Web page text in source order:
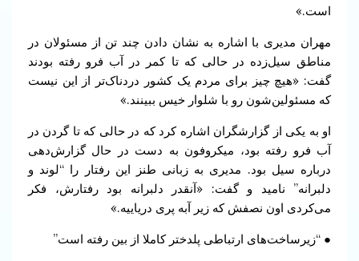
است.»
مهران مدیری با اشاره به نشان دادن چند تن از مسئولان در
مناطق سیل‌زده در حالی که تا کمر در آب فرو رفته بودند
گفت: «هیچ چیز برای مردم یک کشور دردناک‌تر از این نیست
که مسئولین‌شون رو با شلوار خیس ببینند.»
او به یکی از گزارشگران اشاره کرد که در حالی که تا گردن در
آب فرو رفته بود، میکروفون به دست در حال گزارش‌دهی
درباره سیل بود. مدیری به زبانی طنز این رفتار را “لوند و
دلبرانه” نامید و گفت: «آنقدر دلبرانه بود رفتارش، فکر
می‌کردی اون نصفش که زیر آبه پری دریاییه.»
● “زیرساخت‌های ارتباطی پلدختر کاملا از بین رفته است”